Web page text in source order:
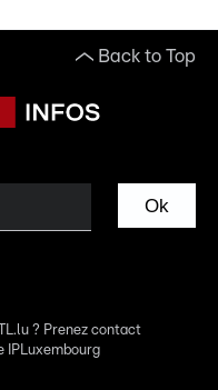
Back to Top
Ok
? Prenez contact
IPLuxembourg